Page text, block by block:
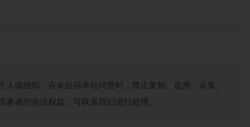
或组织，在未征得本站同意时，禁止复制、盗用、采集、
者的合法权益，可联系我们进行处理。